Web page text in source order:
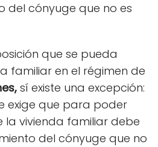
del cónyuge que no es
que se pueda
familiar en el régimen de
sí existe una excepción:
exige que para poder
la vivienda familiar debe
del cónyuge que no